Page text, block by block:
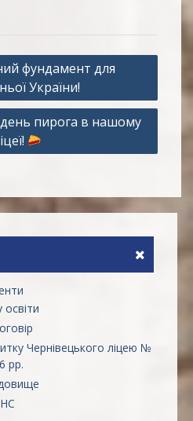
фундамент для
України!
пирога в нашому
Чернівецького ліцею №
рр.